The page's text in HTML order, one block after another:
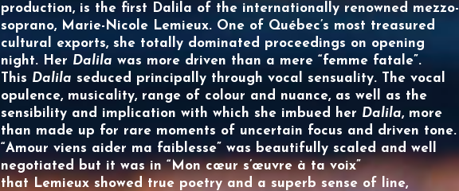
production, is the first Dalila of the internationally renowned mezzo-
soprano, Marie-Nicole Lemieux. One of Québec’s most treasured
cultural exports, she totally dominated proceedings on opening
night. Her Dalila was more driven than a mere “femme fatale”.
This Dalila seduced principally through vocal sensuality. The vocal
opulence, musicality, range of colour and nuance, as well as the
sensibility and implication with which she imbued her Dalila, more
than made up for rare moments of uncertain focus and driven tone.
“Amour viens aider ma faiblesse” was beautifully scaled and well
negotiated but it was in “Mon cœur s’œuvre à ta voix”
thatLemieuxshowed true poetry and a superb sense of line,